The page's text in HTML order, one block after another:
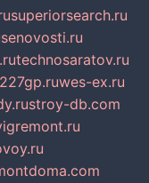
superiorsearch.ru
senovosti.ru
technosaratov.ru
227gp.ruwes-ex.ru
stroy-db.com